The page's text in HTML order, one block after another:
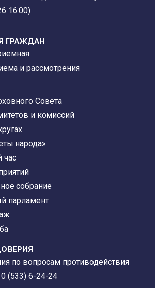
16:00)
ГРАЖДАН
и рассмотрения
Совета
и комиссий
народа»
час
собрание
парламент
по вопросам противодействия
(533) 6-24-24